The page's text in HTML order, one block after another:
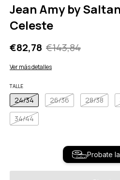
Jean Amy by
Celeste
€82,78 €143,84
Ver más detalles
TALLE
24/34 26/36 28/38
34/44
Probate